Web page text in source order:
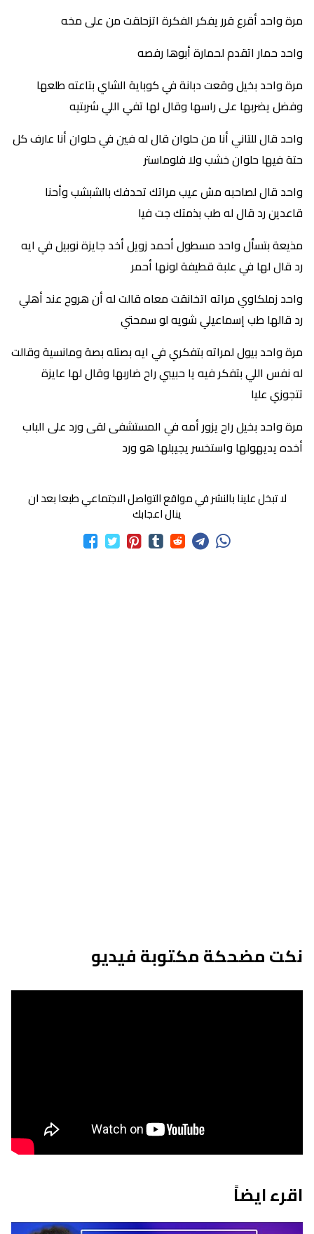
مرة واحد أقرع قرر يفكر الفكرة اتزحلقت من على مخه
واحد حمار اتقدم لحمارة أبوها رفصه
مرة واحد بخيل وقعت دبانة في كوباية الشاي بتاعته طلعها
وفضل يضربها على راسها وقال لها تفي اللي شربتيه
واحد قال للتاني أنا من حلوان قال له فين في حلوان أنا عارف كل
حتة فيها حلوان خشب ولا فلوماستر
واحد قال لصاحبه مش عيب مراتك تحدفك بالشبشب وأحنا
قاعدين رد قال له طب بذمتك جت فيا
مذيعة بتسأل واحد مسطول أحمد زويل أخد جايزة نوبيل في ايه
رد قال لها في علبة قطيفة لونها أحمر
واحد زملكاوي مراته اتخانقت معاه قالت له أن هروح عند أهلي
رد قالها طب إسماعيلي شويه لو سمحتي
مرة واحد بيول لمراته بتفكري في ايه بصتله بصة ومانسية وقالت
له نفس اللي بتفكر فيه يا حبيبي راح ضاربها وقال لها عايزة
تتجوزي عليا
مرة واحد بخيل راح يزور أمه في المستشفى لقى ورد على الباب
أخده يديهولها واستخسر يجيبلها هو ورد
لا تبخل علينا بالنشر في مواقع التواصل الاجتماعي طبعا بعد ان
ينال اعجابك
نكت مضحكة مكتوبة فيديو
اقرء ايضاً